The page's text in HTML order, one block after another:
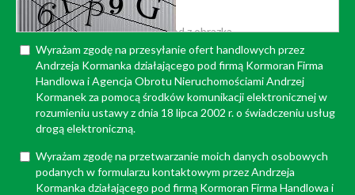
Wyrażam zgodę na przesyłanie ofert handlowych przez
Andrzeja Kormanka działającego pod firmą Kormoran Firma
Handlowa i Agencja Obrotu Nieruchomościami Andrzej
Kormanek za pomocą środków komunikacji elektronicznej w
rozumieniu ustawy z dnia 18 lipca 2002 r. o świadczeniu usług
drogą elektroniczną.
Wyrażam zgodę na przetwarzanie moich danych osobowych
podanych w formularzu kontaktowym przez Andrzeja
Kormanka działającego pod firmą Kormoran Firma Handlowa i